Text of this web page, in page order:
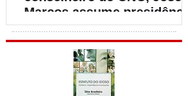
Marcos assume presidência
do INCI